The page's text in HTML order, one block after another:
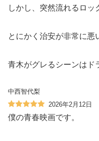
しかし、突然流れるロッ
とにかく治安が非常に悪
青木がグレるシーンはド
中西智代梨
2026年2月12日
僕の青春映画です。